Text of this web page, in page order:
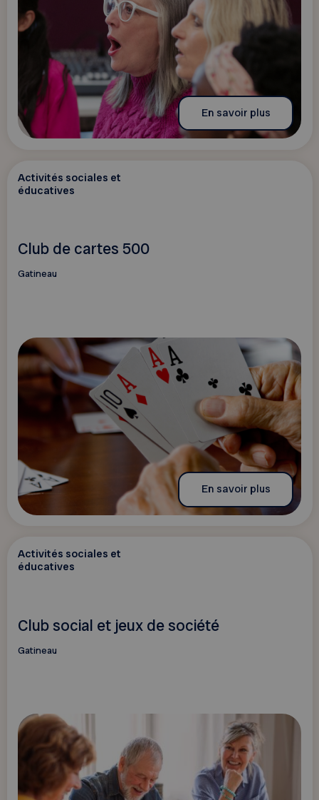
En savoir plus
Activités sociales et
éducatives
Club de cartes 500
Gatineau
En savoir plus
Activités sociales et
éducatives
Club social et jeux de société
Gatineau